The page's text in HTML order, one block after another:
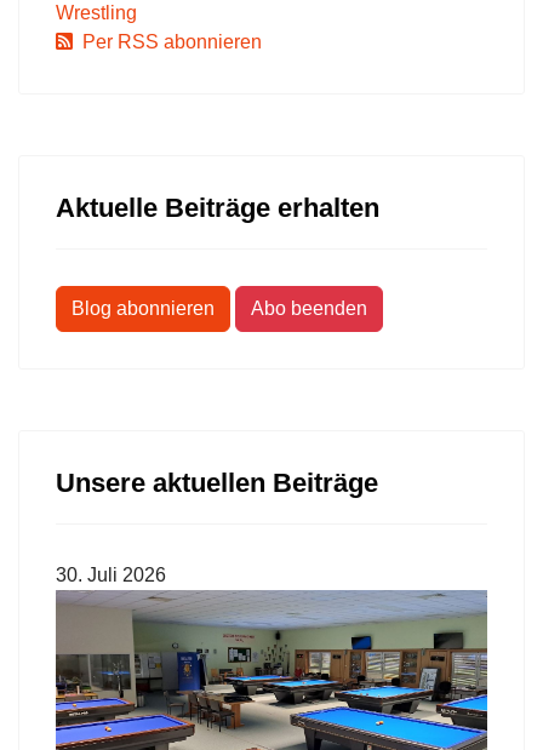
Wrestling
Per RSS abonnieren
Aktuelle Beiträge erhalten
Blog abonnieren Abo beenden
Unsere aktuellen Beiträge
30. Juli 2026